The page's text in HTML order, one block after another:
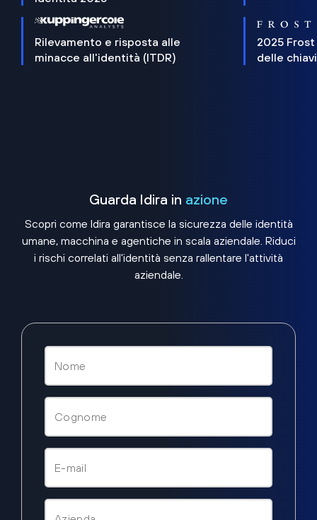
Rilevamento e risposta alle
minacce all'identità (ITDR)
2025 Frost
delle
Guarda Idira in azione
Scopri come Idira garantisce la sicurezza delle identità
umane, macchina e agentiche in scala aziendale. Riduci
i rischi correlati all'identità senza rallentare l'attività
aziendale.